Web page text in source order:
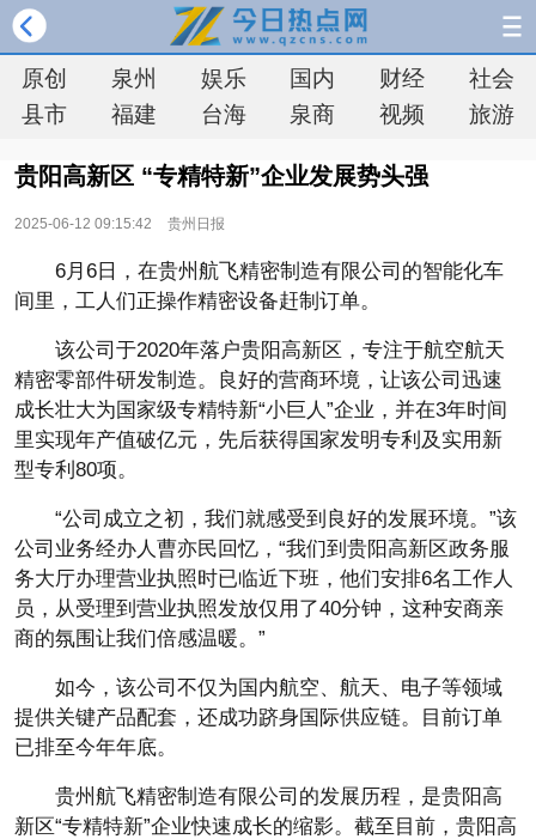
原创 泉州 娱乐 国内 财经
社会
县市
福建 台海 泉商 视频 旅游
贵阳高新区 “专精特新”企业发展势头强
2025-06-12 09:15:42 贵州日报
6月6日，在贵州航飞精密制造有限公司的智能化车
间里，工人们正操作精密设备赶制订单。
该公司于2020年落户贵阳高新区，专注于航空航天
精密零部件研发制造。良好的营商环境，让该公司迅速
成长壮大为国家级专精特新“小巨人”企业，并在3年时间
里实现年产值破亿元，先后获得国家发明专利及实用新
型专利80项。
“公司成立之初，我们就感受到良好的发展环境。”该
公司业务经办人曹亦民回忆，“我们到贵阳高新区政务服
务大厅办理营业执照时已临近下班，他们安排6名工作人
员，从受理到营业执照发放仅用了40分钟，这种安商亲
商的氛围让我们倍感温暖。”
如今，该公司不仅为国内航空、航天、电子等领域
提供关键产品配套，还成功跻身国际供应链。目前订单
已排至今年年底。
贵州航飞精密制造有限公司的发展历程，是贵阳高
新区“专精特新”企业快速成长的缩影。截至目前，贵阳高